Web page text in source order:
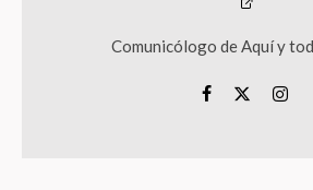
Comunicólogo de Aquí y